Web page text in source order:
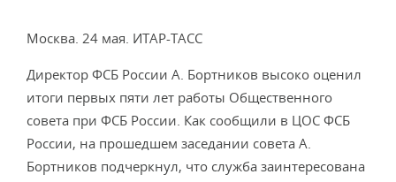
Москва. 24 мая. ИТАР-ТАСС
Директор ФСБ России А. Бортников высоко оценил
итоги первых пяти лет работы Общественного
совета при ФСБ России. Как сообщили в ЦОС ФСБ
России, на прошедшем заседании совета А.
Бортников подчеркнул, что служба заинтересована